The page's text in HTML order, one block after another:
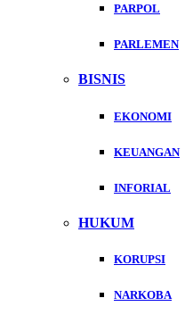
PARPOL
PARLEMEN
BISNIS
EKONOMI
KEUANGAN
INFORIAL
HUKUM
KORUPSI
NARKOBA